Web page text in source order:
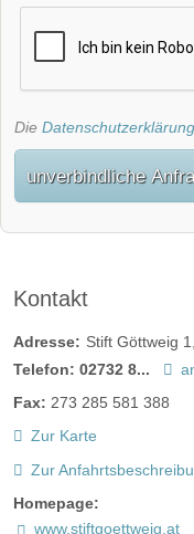
Die Datenschutzerklärung
unverbindliche
Kontakt
Adresse: Stift Göttweig 1
Telefon: 02732 8...
Fax: 273 285 581 388
Zur Karte
Zur
Homepage:
www.stiftgoettweig.at